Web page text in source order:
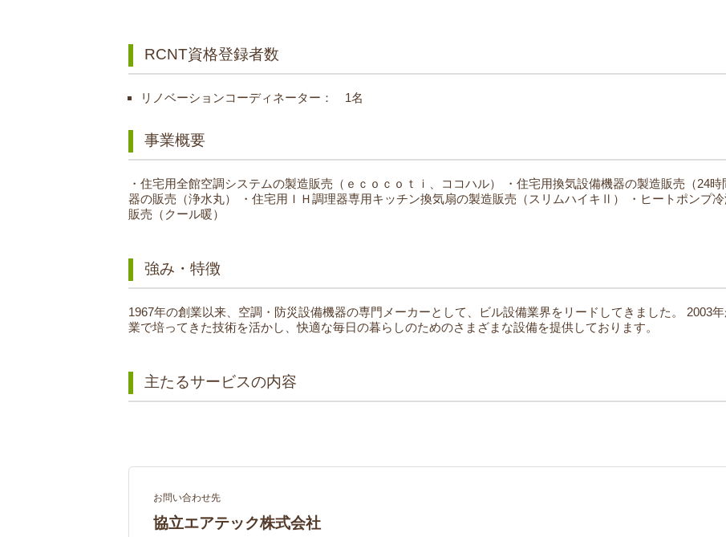
RCNT資格登録者数
リノベーションコーディネーター： 1名
事業概要
・住宅用全館空調システムの製造販売（ｅｃｏｃｏｔｉ、ココハル） ・住宅用換気設備機器の製造販売（24時
器の販売（浄水丸）
・住宅用ＩＨ調理器専用キッチン換気扇の製造販売（スリムハイキⅡ）
・ヒートポンプ
販売（クール暖）
強み・特徴
1967年の創業以来、空調・防災設備機器の専門メーカーとして、ビル設備業界をリードしてきました。
2003
業で培ってきた技術を活かし、快適な毎日の暮らしのためのさまざまな設備を提供しております。
主たるサービスの内容
お問い合わせ先
協立エアテック株式会社